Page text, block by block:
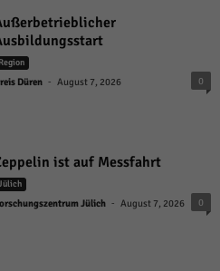
Region
Düren - August 7, 2026 0
ist auf Messfahrt
Jülich - August 7, 2026 0